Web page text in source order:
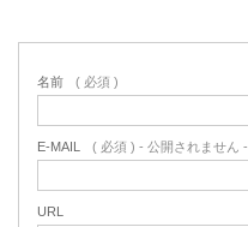
名前 ( 必須 )
E-MAIL ( 必須 ) - 公開されません -
URL